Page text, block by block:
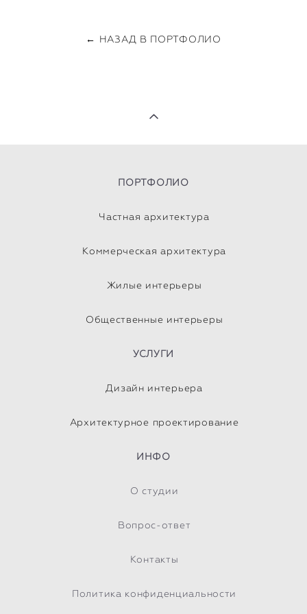
← НАЗАД В ПОРТФОЛИО
ПОРТФОЛИО
Частная архитектура
Коммерческая архитектура
Жилые интерьеры
Общественные интерьеры
УСЛУГИ
Дизайн интерьера
Архитектурное проектирование
ИНФО
О студии
Вопрос-ответ
Контакты
Политика конфиденциальности